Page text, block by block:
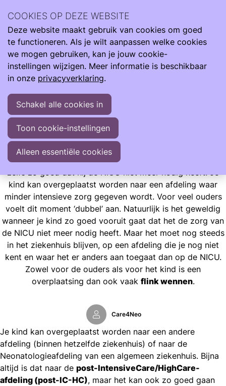
Zoeken
om je te ondersteunen als je kind te vroeg, te licht en ziek
geboren wordt.
Neonatologie Van NICU naar High of Medium Care
Van NICU naar High of Medium Care
In het ziekenhuis wordt dit ‘terugplaatsing’ genoemd,
ouders noemen het liever ‘overplaatsen’.
In het ziekenhuis wordt dit ‘terugplaatsing
ouders noemen het liever ‘overplaatsen’. En vaak komt het
plotseling voor de ouders: het gaat beter met je kindje,
kind kan overgeplaatst worden naar een afdeling waar
minder intensieve zorg gegeven wordt. Voor veel ouders
voelt dit moment ‘dubbel’ aan. Natuurlijk is het geweldig
wanneer je kind zo goed vooruit gaat dat het de zorg van
de NICU niet meer nodig heeft. Maar het moet nog steeds
in het ziekenhuis blijven, op een afdeling die je nog niet
kent en waar het er anders aan toegaat dan op de NICU.
Zowel voor de ouders als voor het kind is een
overplaatsing dan ook vaak flink wennen.
Care4Neo
Je kind kan overgeplaatst worden naar een andere
afdeling (binnen hetzelfde ziekenhuis) of naar de
Neonatologieafdeling van een algemeen ziekenhuis. Bijna
altijd is dat naar de post-IntensiveCare/HighCare-
afdeling (post-IC-HC), maar het kan ook zo goed gaan
COOKIES OP DEZE WEBSITE
Deze website maakt gebruik van cookies om goed
te functioneren. Als je wilt aanpassen welke cookies
we mogen gebruiken, kan je jouw cookie-
instellingen wijzigen. Meer informatie is beschikbaar
in onze privacyverklaring.
Schakel alle cookies in
Toon cookie-instellingen
Alleen essentiële cookies